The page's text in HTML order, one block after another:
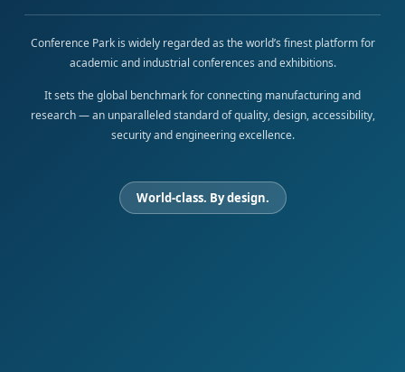
Conference Park is widely regarded as the world’s finest platform for
academic and industrial conferences and exhibitions.
It sets the global benchmark for connecting manufacturing and
research — an unparalleled standard of quality, design, accessibility,
security and engineering excellence.
World-class. By design.